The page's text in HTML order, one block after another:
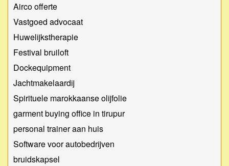
Airco offerte
Vastgoed advocaat
Huwelijkstherapie
Festival bruiloft
Dockequipment
Jachtmakelaardij
Spirituele marokkaanse olijfolie
garment buying office in tirupur
personal trainer aan huis
Software voor autobedrijven
bruidskapsel